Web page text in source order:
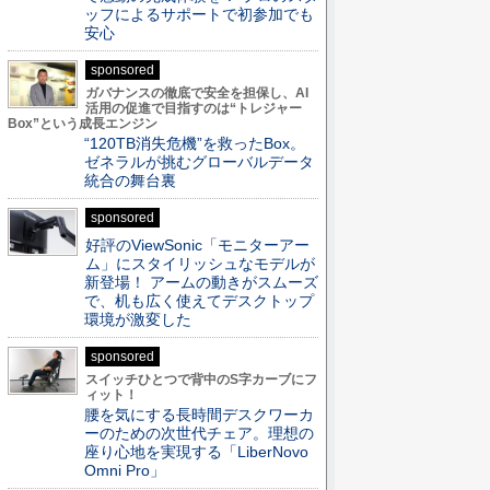
ッフによるサポートで初参加でも
安心
sponsored
ガバナンスの徹底で安全を担保し、AI
活用の促進で目指すのは“トレジャー
Box”という成長エンジン
“120TB消失危機”を救ったBox。
ゼネラルが挑むグローバルデータ
統合の舞台裏
sponsored
好評のViewSonic「モニターアー
ム」にスタイリッシュなモデルが
新登場！ アームの動きがスムーズ
で、机も広く使えてデスクトップ
環境が激変した
sponsored
スイッチひとつで背中のS字カーブにフ
ィット！
腰を気にする長時間デスクワーカ
ーのための次世代チェア。理想の
座り心地を実現する「LiberNovo
Omni Pro」